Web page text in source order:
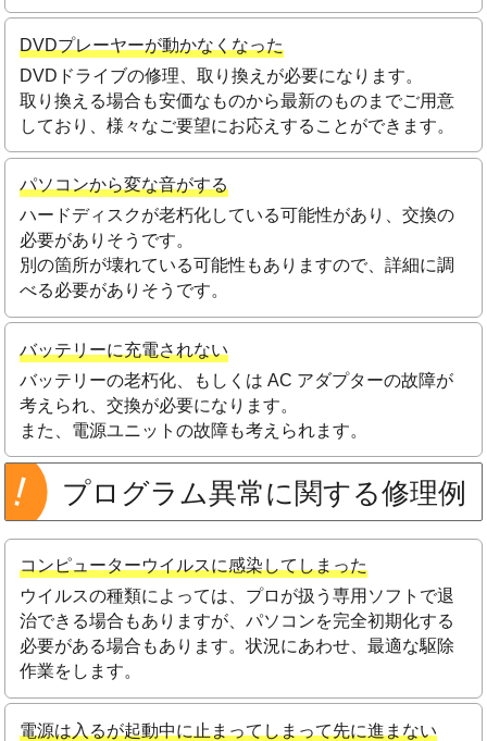
DVDプレーヤーが動かなくなった
DVDドライブの修理、取り換えが必要になります。
取り換える場合も安価なものから最新のものまでご用意
しており、様々なご要望にお応えすることができます。
パソコンから変な音がする
ハードディスクが老朽化している可能性があり、交換の
必要がありそうです。
別の箇所が壊れている可能性もありますので、詳細に調
べる必要がありそうです。
バッテリーに充電されない
バッテリーの老朽化、もしくは AC アダプターの故障が
考えられ、交換が必要になります。
また、電源ユニットの故障も考えられます。
プログラム異常に関する修理例
コンピューターウイルスに感染してしまった
ウイルスの種類によっては、プロが扱う専用ソフトで退
治できる場合もありますが、パソコンを完全初期化する
必要がある場合もあります。状況にあわせ、最適な駆除
作業をします。
電源は入るが起動中に止まってしまって先に進まない